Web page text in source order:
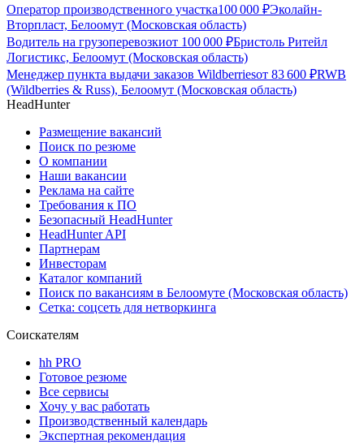
Оператор производственного участка100 000 ₽Эколайн-
Вторпласт, Белоомут (Московская область)
Водитель на грузоперевозкиот 100 000 ₽Бристоль Ритейл
Логистикс, Белоомут (Московская область)
Менеджер пункта выдачи заказов Wildberriesот 83 600 ₽RWB
(Wildberries & Russ), Белоомут (Московская область)
HeadHunter
Размещение вакансий
Поиск по резюме
О компании
Наши вакансии
Реклама на сайте
Требования к ПО
Безопасный HeadHunter
HeadHunter API
Партнерам
Инвесторам
Каталог компаний
Поиск по вакансиям в Белоомуте (Московская область)
Сетка: соцсеть для нетворкинга
Соискателям
hh PRO
Готовое резюме
Все сервисы
Хочу у вас работать
Производственный календарь
Экспертная рекомендация